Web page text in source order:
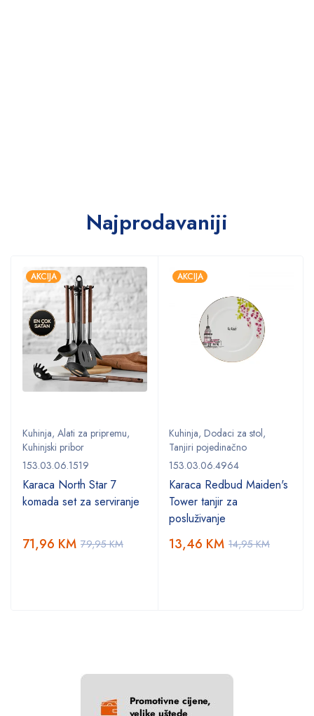
Najprodavaniji
AKCIJA
Kuhinja, Alati za pripremu,
Kuhinjski pribor
153.03.06.1519
Karaca North Star 7
komada set za serviranje
79,95KM
71,96 KM
AKCIJA
Kuhinja, Dodaci za stol,
Tanjiri pojedinačno
153.03.06.4964
Karaca Redbud Maiden's
Tower tanjir za
posluživanje
14,95KM
13,46 KM